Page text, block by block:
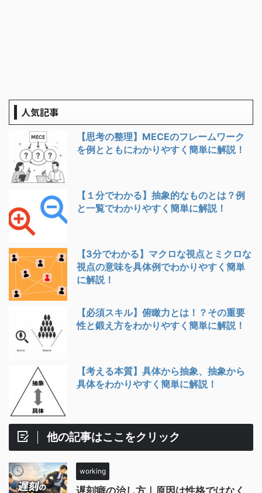
人気記事
【思考の整理】MECEのフレームワーク
を例とともにわかりやすく簡単に解説！
【１分でわかる】抽象的なものとは？例
と一覧でわかりやすく簡単に解説！
【3分でわかる】マクロな視点とミクロな
視点の意味を具体例でわかりやすく簡単
に解説！
【必須スキル】俯瞰力とは！？その重要
性と鍛え方をわかりやすく簡単に解説！
【考える本質】具体から抽象、抽象から
具体をわかりやすく簡単に解説！
他の記事はここをクリック
working